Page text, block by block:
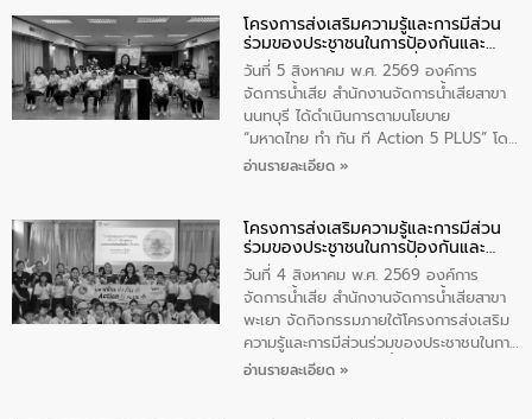
วัดสิงห์ จังหวัดชัยนาท โดยมีนายแสงชัย
สุขชื่น นายกเทศมนตรีตำบลวัดสิงห์ คณะผู้
บริหารเทศบาลตำบลวัดสิงห์ ผู้นำชุมชน และ
ประชาชนในพื้นที่เทศบาลตำบลวัดสิงก์ที่มี
ส่วนได้ส่วนเสียในโครงก่อสร้างศูนย์บริหาร
จัดการคุณภาพน้ำเทศบาลตำบลวัดสิงห์
จังหวัดชัยนาท ให้การต้อนรับ
โครงการส่งเสริมความรู้และการมีส่วน
ร่วมของประชาชนในการป้องกันและ
แก้ไขปัญหาน้ำเสียอย่างยั่งยืน
วันที่ 5 สิงหาคม พ.ศ. 2569 องค์การ
จัดการน้ำเสีย สำนักงานจัดการน้ำเสียสาขา
นนทบุรี ได้ดำเนินการตามนโยบาย
“มหาดไทย ทำ ทัน ที Action 5 PLUS” โดย
จัดโครงการส่งเสริมความรู้และการมีส่วน
“ชุมชนร่วมใจ น้ำใสยั่งยืน” ได้บรรยายให้
ความรู้เกี่ยวกับการจัดการน้ำเสียและการใช้
ถังดักไขมันให้แก่นักเรียนโรงเรียนวัดบ่อ
(นันทวิทยา) เทศบาลนครปากเกร็ด อำเภอ
ปากเกร็ด จังหวัดนนทบุรี จำนวน 30 คน
อ่านรายละเอียด »
โครงการส่งเสริมความรู้และการมีส่วน
ร่วมของประชาชนในการป้องกันและ
แก้ไขปัญหาน้ำเสียอย่างยั่งยืน
วันที่ 4 สิงหาคม พ.ศ. 2569 องค์การ
จัดการน้ำเสีย สำนักงานจัดการน้ำเสียสาขา
พะเยา จัดกิจกรรมภายใต้โครงการส่งเสริม
ความรู้และการมีส่วนร่วมของประชาชนในการ
ป้องกันและแก้ไขปัญหาน้ำเสียอย่างยั่งยืน
อ่านรายละเอียด »